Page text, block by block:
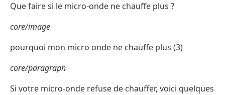
Que faire si le micro-onde ne chauffe plus ?
core/image
pourquoi mon micro onde ne chauffe plus (3)
core/paragraph
Si votre micro-onde refuse de chauffer, voici quelques